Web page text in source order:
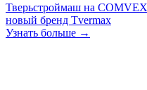
Тверьстроймаш на
новый бренд Tvermax
Узнать больше →